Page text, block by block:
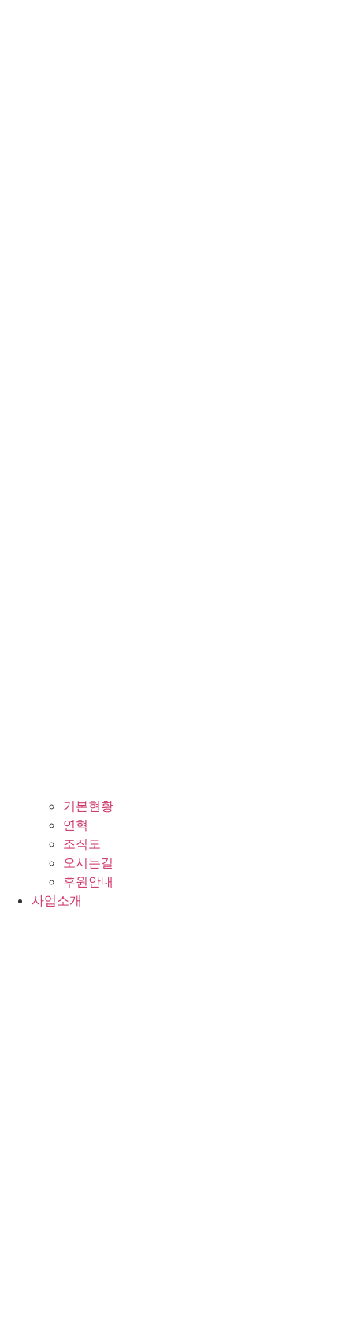
기본현황
연혁
조직도
오시는길
후원안내
사업소개